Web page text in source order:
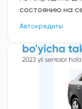
состоянию на
Автокредиты